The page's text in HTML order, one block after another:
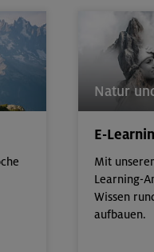
Natur
E-
Mit
Learning-
Wissen
aufbauen.